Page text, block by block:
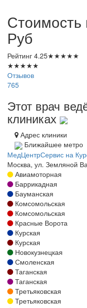
Руб
Рейтинг 4.25★★★★★
★★★★★
Отзывов
765
Этот врач
клиниках
Адрес клиники
Ближайшее метро
МедЦентрСервис на
Москва, ул. Земляной
Авиамоторная
Баррикадная
Бауманская
Комсомольская
Комсомольская
Красные Ворота
Курская
Курская
Новокузнецкая
Смоленская
Таганская
Таганская
Третьяковская
Третьяковская